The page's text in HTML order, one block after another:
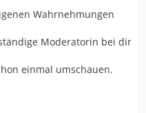
Wahrnehmungen
Moderatorin bei dir
einmal umschauen.